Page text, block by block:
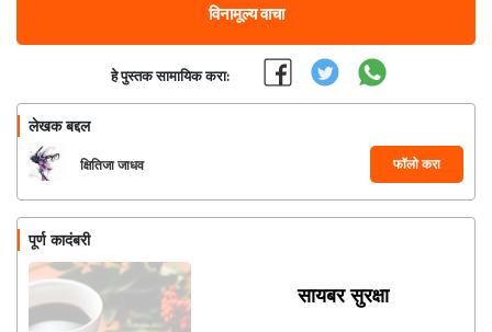
विनामूल्य वाचा
हे पुस्तक सामायिक करा:
लेखक बद्दल
क्षितिजा जाधव फॉलो करा
पूर्ण कादंबरी
सायबर सुरक्षा